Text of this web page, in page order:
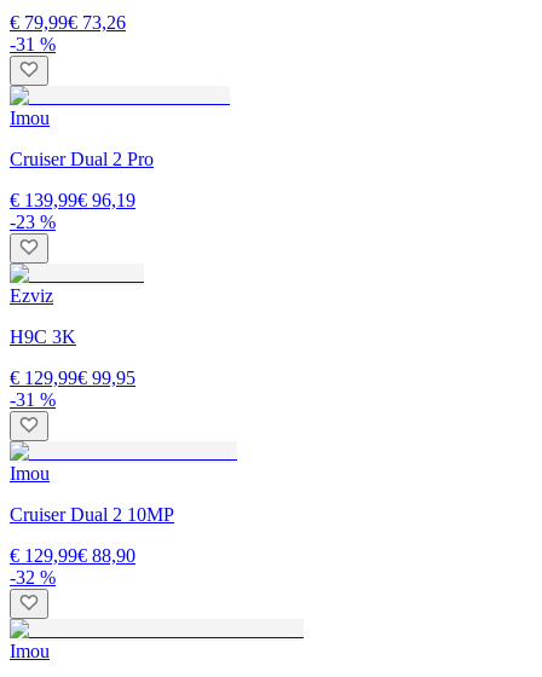
€ 79,99€ 73,26
-31 %
Imou
Cruiser Dual 2 Pro
€ 139,99€ 96,19
-23 %
Ezviz
H9C 3K
€ 129,99€ 99,95
-31 %
Imou
Cruiser Dual 2 10MP
€ 129,99€ 88,90
-32 %
Imou